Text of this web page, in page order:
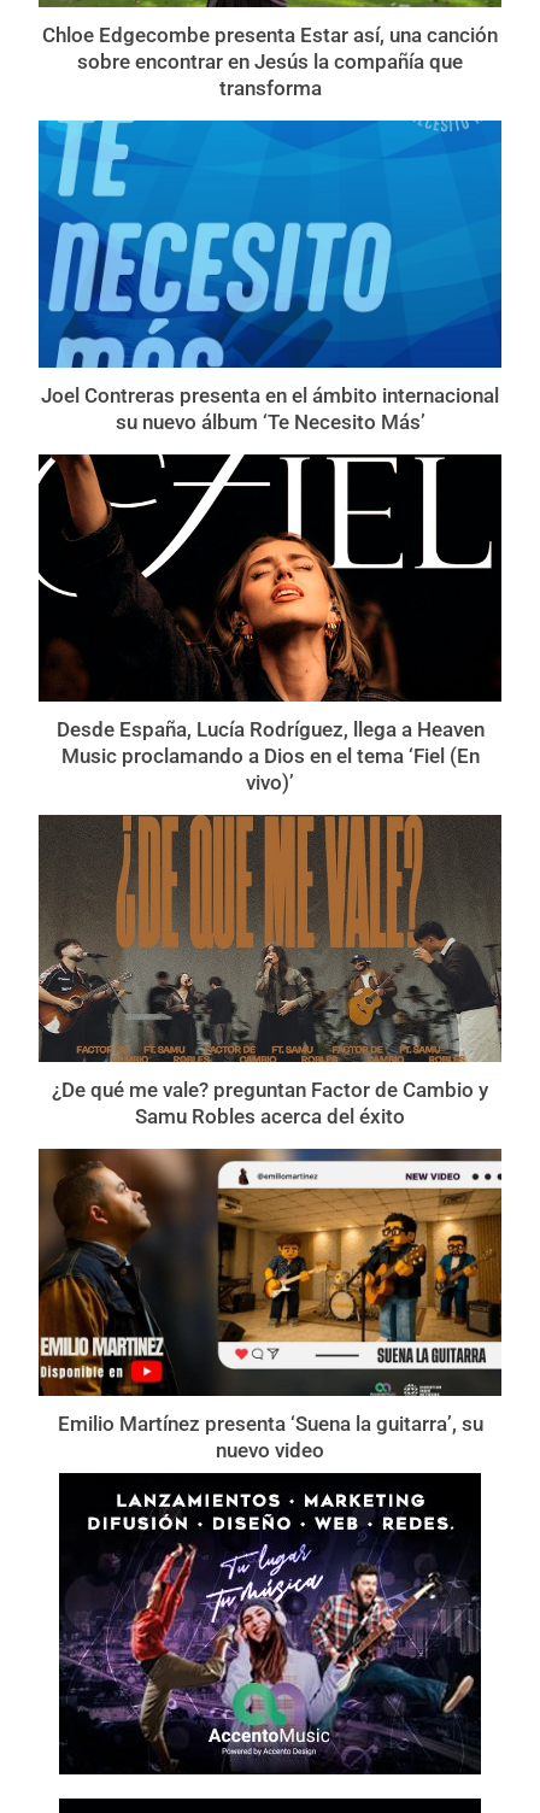
Chloe Edgecombe presenta Estar así, una canción
sobre encontrar en Jesús la compañía que
transforma
Joel Contreras presenta en el ámbito internacional
su nuevo álbum ‘Te Necesito Más’
Desde España, Lucía Rodríguez, llega a Heaven
Music proclamando a Dios en el tema ‘Fiel (En
vivo)’
¿De qué me vale? preguntan Factor de Cambio y
Samu Robles acerca del éxito
Emilio Martínez presenta ‘Suena la guitarra’, su
nuevo video